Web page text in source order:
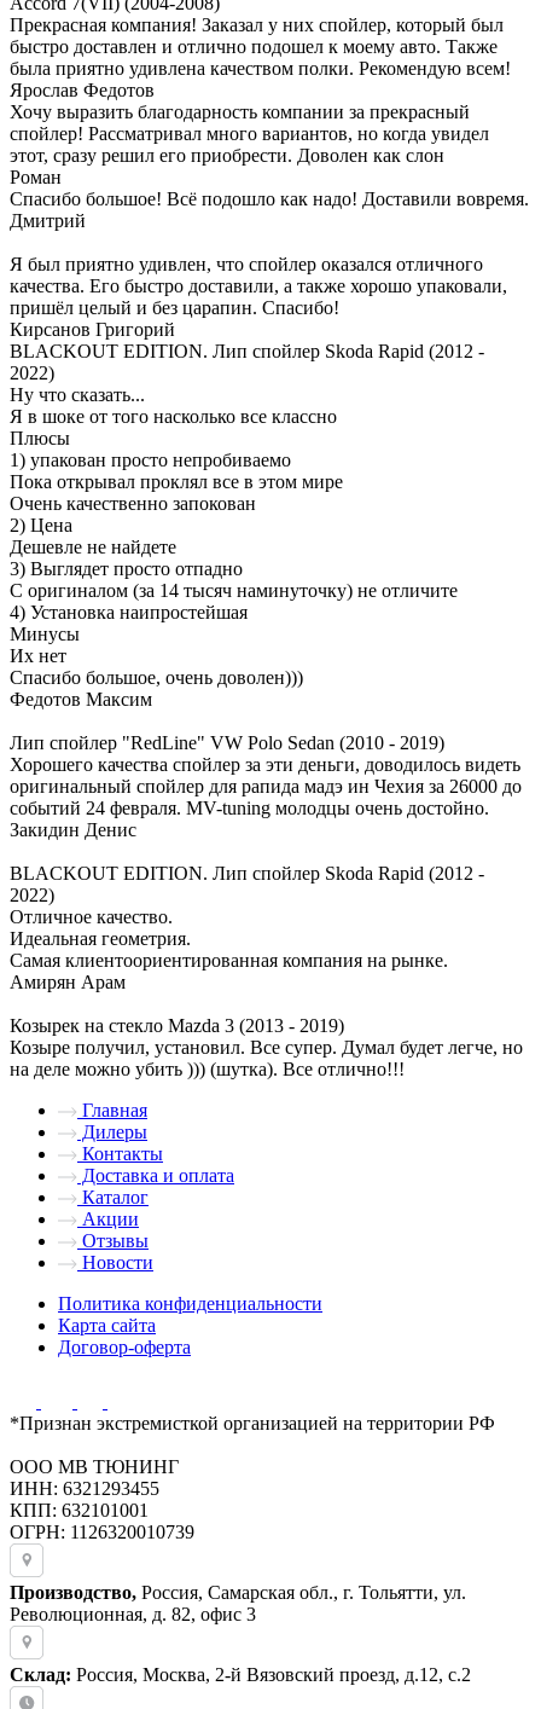
Прекрасная компания! Заказал у них спойлер, который был
быстро доставлен и отлично подошел к моему авто. Также
была приятно удивлена качеством полки. Рекомендую всем!
Ярослав Федотов
Хочу выразить благодарность компании за прекрасный
спойлер! Рассматривал много вариантов, но когда увидел
этот, сразу решил его приобрести. Доволен как слон
Роман
Спасибо большое! Всё подошло как надо! Доставили вовремя.
Дмитрий
Я был приятно удивлен, что спойлер оказался отличного
качества. Его быстро доставили, а также хорошо упаковали,
пришёл целый и без царапин. Спасибо!
Кирсанов Григорий
BLACKOUT EDITION. Лип спойлер Skoda Rapid (2012 -
2022)
Ну что сказать...
Я в шоке от того насколько все классно
Плюсы
1) упакован просто непробиваемо
Пока открывал проклял все в этом мире
Очень качественно запокован
2) Цена
Дешевле не найдете
3) Выглядет просто отпадно
С оригиналом (за 14 тысяч наминуточку) не отличите
4) Установка наипростейшая
Минусы
Их нет
Спасибо большое, очень доволен)))
Федотов Максим
Лип спойлер "RedLine" VW Polo Sedan (2010 - 2019)
Хорошего качества спойлер за эти деньги, доводилось видеть
оригинальный спойлер для рапида мадэ ин Чехия за 26000 до
событий 24 февраля. MV-tuning молодцы очень достойно.
Закидин Денис
BLACKOUT EDITION. Лип спойлер Skoda Rapid (2012 -
2022)
Отличное качество.
Идеальная геометрия.
Самая клиентоориентированная компания на рынке.
Амирян Арам
Козырек на стекло Mazda 3 (2013 - 2019)
Козыре получил, установил. Все супер. Думал будет легче, но
на деле можно убить ))) (шутка). Все отлично!!!
Главная
Дилеры
Контакты
Доставка и оплата
Каталог
Акции
Отзывы
Новости
Политика конфиденциальности
Карта сайта
Договор-оферта
*Признан экстремисткой организацией на территории РФ
ООО МВ ТЮНИНГ
ИНН: 6321293455
КПП: 632101001
ОГРН: 1126320010739
Производство, Россия, Самарская обл., г. Тольятти, ул.
Революционная, д. 82, офис 3
Склад: Россия, Москва, 2-й Вязовский проезд, д.12, с.2